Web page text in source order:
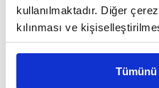
kullanılmaktadır. Diğer
kılınması ve
reklam/pazarlama
Çerezlere ilişkin